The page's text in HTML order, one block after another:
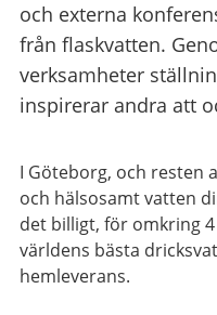
och externa
från flaskvatten.
verksamheter
inspirerar andra att
I Göteborg, och resten
och hälsosamt vatten
det billigt, för omkring
världens bästa
hemleverans.